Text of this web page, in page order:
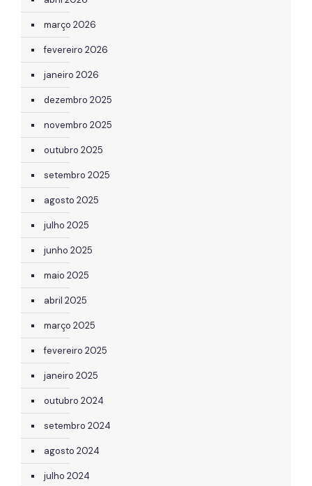
março 2026
fevereiro 2026
janeiro 2026
dezembro 2025
novembro 2025
outubro 2025
setembro 2025
agosto 2025
julho 2025
junho 2025
maio 2025
abril 2025
março 2025
fevereiro 2025
janeiro 2025
outubro 2024
setembro 2024
agosto 2024
julho 2024